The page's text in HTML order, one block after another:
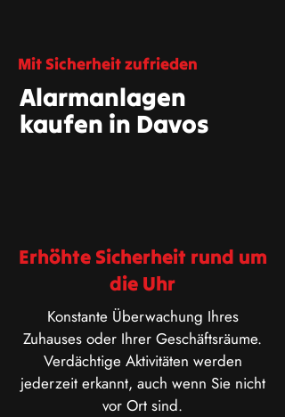
Mit Sicherheit zufrieden
Alarmanlagen
kaufen in Davos
Erhöhte Sicherheit rund um
die Uhr
Konstante Überwachung Ihres
Zuhauses oder Ihrer Geschäftsräume.
Verdächtige Aktivitäten werden
jederzeit erkannt, auch wenn Sie nicht
vor Ort sind.